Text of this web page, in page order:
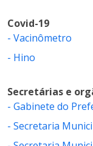
Covid-19
- Vacinômetro
- Hino
Secretárias e
- Gabinete do
- Secretaria